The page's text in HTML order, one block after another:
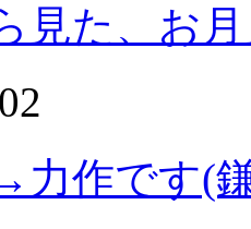
見た、お
力作です(